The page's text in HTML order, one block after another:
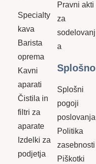
Specialty
kava
Barista
oprema
Kavni
aparati
Čistila in
filtri za
aparate
Izdelki za
podjetja
Pravni akti
za
sodelovanj
a
Splošno
Splošni
pogoji
poslovanja
Politika
zasebnosti
Piškotki